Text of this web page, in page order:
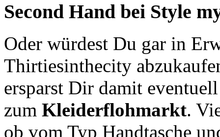
Second Hand bei Style
Oder würdest Du gar in
Thirtiesinthecity
ersparst Dir damit
zum Kleiderflohmarkt.
ob vom Typ Handtasche